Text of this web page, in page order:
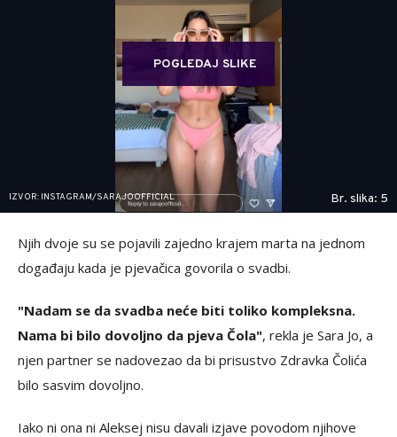
POGLEDAJ SLIKE
IZVOR: INSTAGRAM/SARAJOOFFICIAL Br. slika: 5
Njih dvoje su se pojavili zajedno krajem marta na jednom
događaju kada je pjevačica govorila o svadbi.
"Nadam se da svadba neće biti toliko kompleksna.
Nama bi bilo dovoljno da pjeva Čola", rekla je Sara Jo, a
njen partner se nadovezao da bi prisustvo Zdravka Čolića
bilo sasvim dovoljno.
Iako ni ona ni Aleksej nisu davali izjave povodom njihove